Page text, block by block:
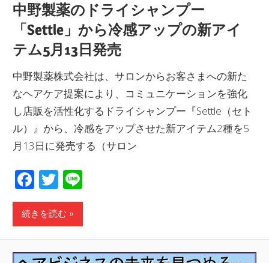
中野製薬のドライシャンプー
「Settle」から冷感アップの新アイ
テム5月13日発売
中野製薬株式会社は、サロンからお客さまへの新た
なヘアケア提案により、コミュニケーションを強化
し店販を活性化するドライシャンプー『Settle（セト
ル）』から、冷感をアップさせた新アイテム2種を5
月13日に発売する（サロン
Facebook
Twitter
続きを読む